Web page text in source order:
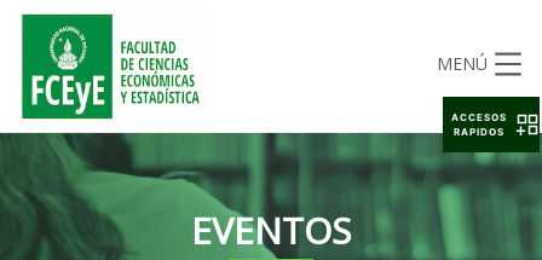
MENÚ
EVENTOS
ACCESOS
RAPIDOS